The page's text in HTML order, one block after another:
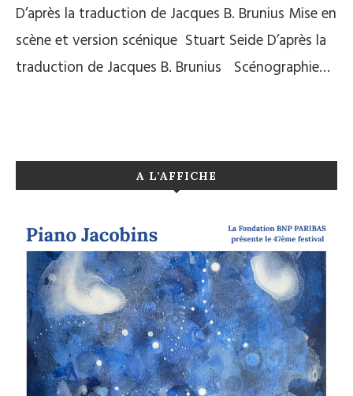
D’après la traduction de Jacques B. Brunius Mise en
scène et version scénique Stuart Seide D’après la
traduction de Jacques B. Brunius Scénographie…
A L’AFFICHE